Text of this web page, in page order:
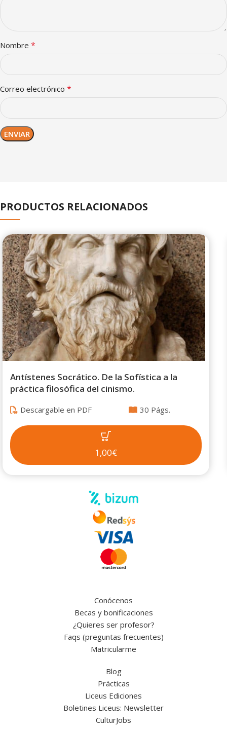
Nombre *
Correo electrónico *
PRODUCTOS RELACIONADOS
Antístenes Socrático. De la Sofística a la
práctica filosófica del cinismo.
Descargable en PDF 30 Págs.
1,00€
Conócenos
Becas y bonificaciones
¿Quieres ser profesor?
Faqs (preguntas frecuentes)
Matricularme
Blog
Prácticas
Liceus Ediciones
Boletines Liceus: Newsletter
CulturJobs